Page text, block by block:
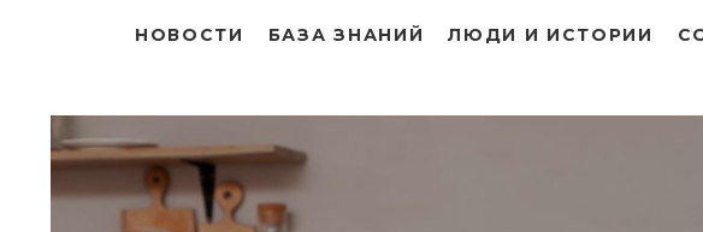
НОВОСТИ БАЗА ЗНАНИЙ ЛЮДИ И ИСТОРИИ